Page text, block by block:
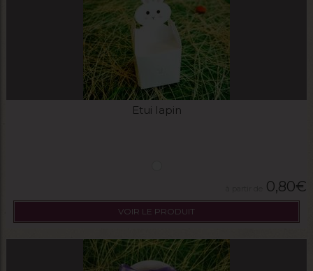
Etui lapin
0,80€
VOIR LE PRODUIT